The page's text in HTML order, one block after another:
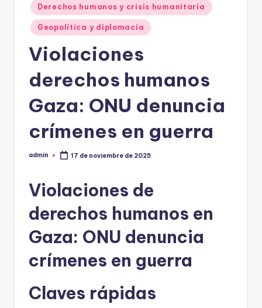
Derechos humanos y crisis humanitaria
Geopolítica y diplomacia
Violaciones
derechos humanos
Gaza: ONU denuncia
crímenes en guerra
Publicado
admin 17 de noviembre de 2025
Violaciones de
derechos humanos en
Gaza: ONU denuncia
crímenes en guerra
Claves rápidas